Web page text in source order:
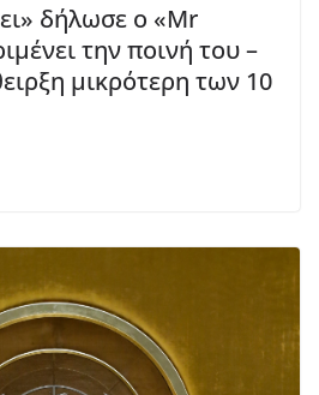
δήλωσε ο «Mr
την ποινή του –
μικρότερη των 10